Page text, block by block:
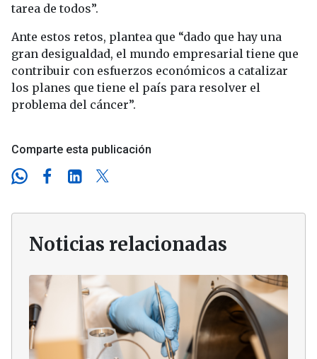
tarea de todos”.
Ante estos retos, plantea que “dado que hay una
gran desigualdad, el mundo empresarial tiene que
contribuir con esfuerzos económicos a catalizar
los planes que tiene el país para resolver el
problema del cáncer”.
Comparte esta publicación
Noticias relacionadas